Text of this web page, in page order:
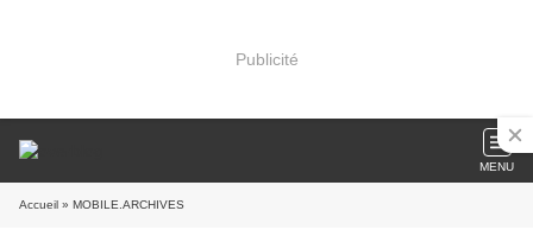
Publicité
MENU
Accueil » MOBILE.ARCHIVES